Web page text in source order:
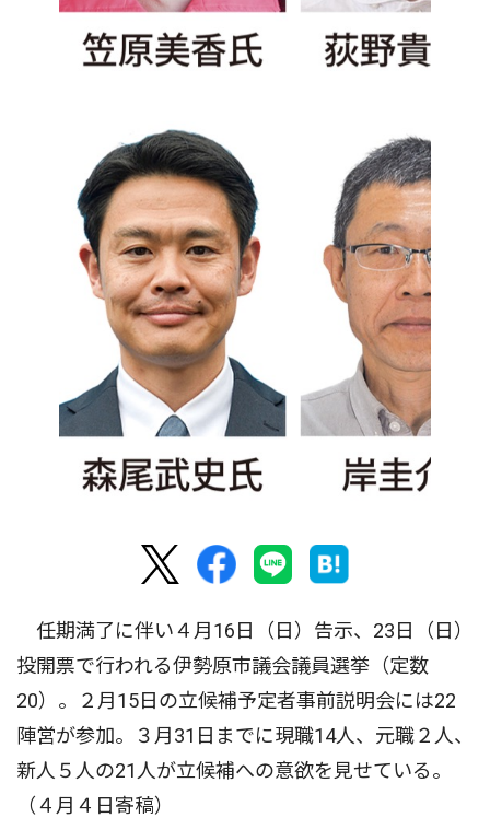
任期満了に伴い４月16日（日）告示、23日（日）
投開票で行われる伊勢原市議会議員選挙（定数
20）。２月15日の立候補予定者事前説明会には22
陣営が参加。３月31日までに現職14人、元職２人、
新人５人の21人が立候補への意欲を見せている。
（４月４日寄稿）